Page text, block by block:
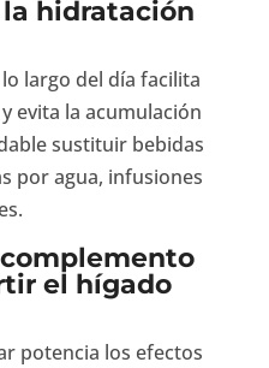
hidratación
largo del día facilita
evita la acumulación
sustituir bebidas
por agua, infusiones
el hígado
potencia los efectos